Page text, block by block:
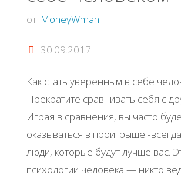
от MoneyWman
30.09.2017
Как стать уверенным в себе
Прекратите сравнивать себя с
Играя в сравнения, вы часто
оказываться в проигрыше -
люди, которые будут лучше вас.
психологии человека — никто